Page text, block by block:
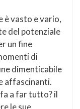
è vasto e vario,
del potenziale
un fine
di
dimenticabile
affascinanti.
a far tutto? il
le sue